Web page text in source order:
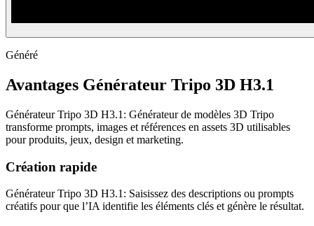
Généré
Avantages Générateur Tripo 3D H3.1
Générateur Tripo 3D H3.1: Générateur de modèles 3D Tripo
transforme prompts, images et références en assets 3D utilisables
pour produits, jeux, design et marketing.
Création rapide
Générateur Tripo 3D H3.1: Saisissez des descriptions ou prompts
créatifs pour que l’IA identifie les éléments clés et génère le résultat.